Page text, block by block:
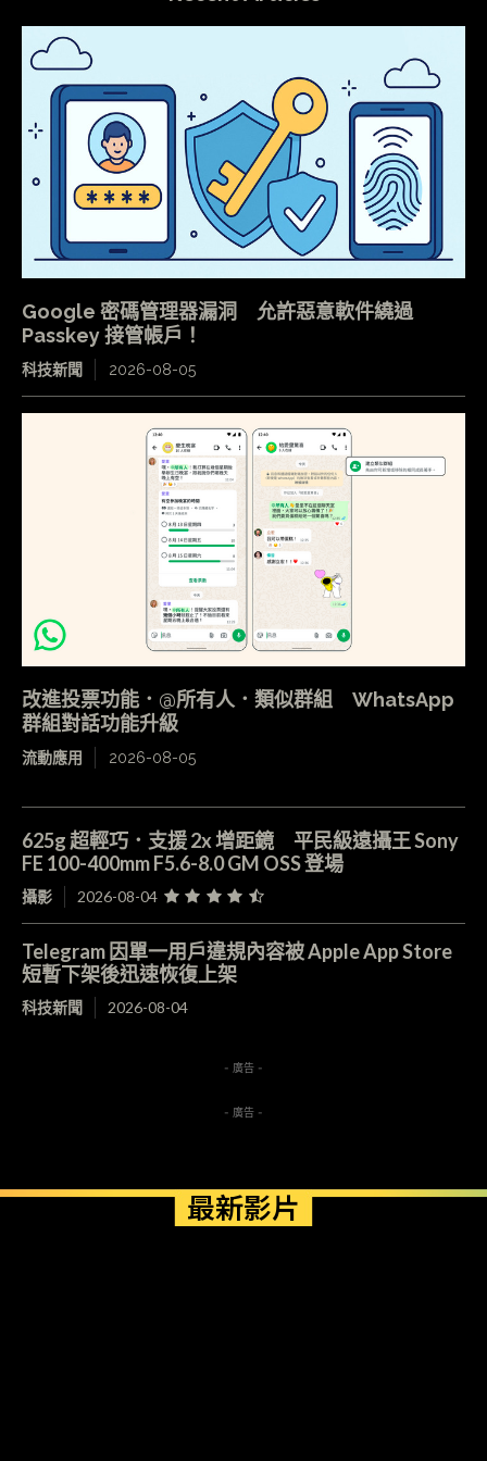
Google 密碼管理器漏洞 允許惡意軟件繞過
Passkey 接管帳戶！
科技新聞 2026-08-05
改進投票功能．@所有人．類似群組 WhatsApp
群組對話功能升級
流動應用 2026-08-05
625g 超輕巧．支援 2x 增距鏡 平民級遠攝王 Sony
FE 100-400mm F5.6-8.0 GM OSS 登場
攝影 2026-08-04
Telegram 因單一用戶違規內容被 Apple App Store
短暫下架後迅速恢復上架
科技新聞 2026-08-04
- 廣告 -
- 廣告 -
最新影片